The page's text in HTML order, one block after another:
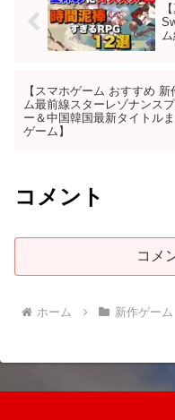
ム
【スマホゲーム おすすめ
ム最前線スターレゾナンス
ー＆中国韓国最新タイトル
ゲーム】
コメント
コメ
ホーム 新作ゲーム